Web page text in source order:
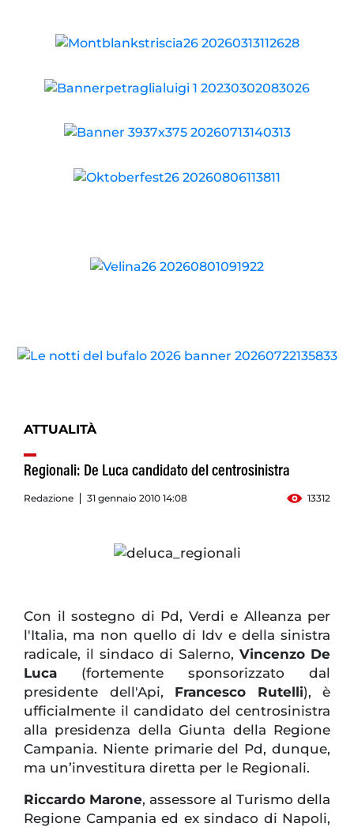
ATTUALITÀ
Regionali: De Luca candidato del centrosinistra
Redazione 31 gennaio 2010 14:08 13312
Con il sostegno di Pd, Verdi e Alleanza per
l'Italia, ma non quello di Idv e della sinistra
radicale, il sindaco di Salerno, Vincenzo De
Luca (fortemente sponsorizzato dal
presidente dell'Api, Francesco Rutelli), è
ufficialmente il candidato del centrosinistra
alla presidenza della Giunta della Regione
Campania. Niente primarie del Pd, dunque,
ma un’investitura diretta per le Regionali.
Riccardo Marone, assessore al Turismo della
Regione Campania ed ex sindaco di Napoli,